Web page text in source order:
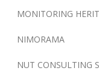
MONITORING
NIMORAMA
NUT CONSULTING